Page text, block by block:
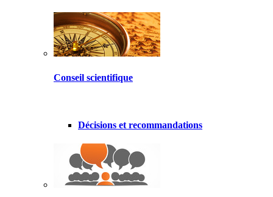
Conseil scientifique
Décisions et recommandations